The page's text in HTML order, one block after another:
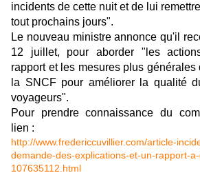
incidents de cette nuit et de lui
tout prochains jours".
Le nouveau ministre annonce qu'il
12 juillet, pour aborder "les
rapport et les mesures plus générales
la SNCF pour améliorer la qualité
voyageurs".
Pour prendre connaissance du
lien :
http://www.fredericcuvillier.com/article-
demande-des-explications-et-un-rapport-
107635112.html